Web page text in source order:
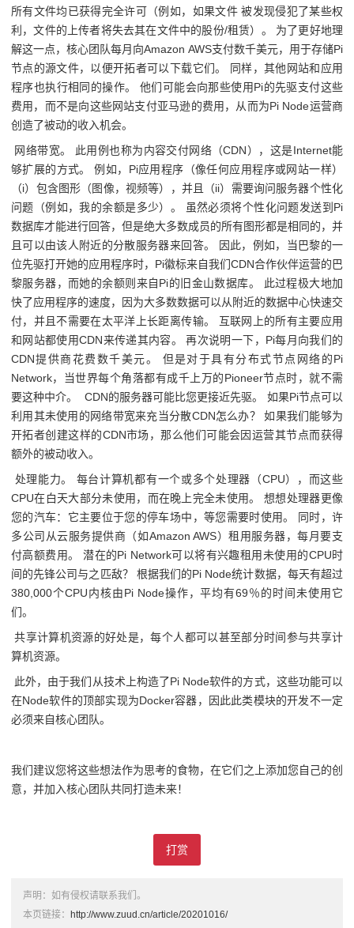
所有文件均已获得完全许可（例如，如果文件 被发现侵犯了某些权
利，文件的上传者将失去其在文件中的股份/租赁）。 为了更好地理
解这一点，核心团队每月向Amazon AWS支付数千美元，用于存储Pi
节点的源文件，以便开拓者可以下载它们。 同样，其他网站和应用
程序也执行相同的操作。 他们可能会向那些使用Pi的先驱支付这些
费用，而不是向这些网站支付亚马逊的费用，从而为Pi Node运营商
创造了被动的收入机会。
网络带宽。 此用例也称为内容交付网络（CDN），这是Internet能
够扩展的方式。 例如，Pi应用程序（像任何应用程序或网站一样）
（i）包含图形（图像，视频等），并且（ii）需要询问服务器个性化
问题（例如，我的余额是多少）。 虽然必须将个性化问题发送到Pi
数据库才能进行回答，但是绝大多数成员的所有图形都是相同的，并
且可以由该人附近的分散服务器来回答。 因此，例如，当巴黎的一
位先驱打开她的应用程序时，Pi徽标来自我们CDN合作伙伴运营的巴
黎服务器，而她的余额则来自Pi的旧金山数据库。 此过程极大地加
快了应用程序的速度，因为大多数数据可以从附近的数据中心快速交
付，并且不需要在太平洋上长距离传输。 互联网上的所有主要应用
和网站都使用CDN来传递其内容。 再次说明一下，Pi每月向我们的
CDN提供商花费数千美元。 但是对于具有分布式节点网络的Pi
Network，当世界每个角落都有成千上万的Pioneer节点时，就不需
要这种中介。 CDN的服务器可能比您更接近先驱。 如果Pi节点可以
利用其未使用的网络带宽来充当分散CDN怎么办？ 如果我们能够为
开拓者创建这样的CDN市场，那么他们可能会因运营其节点而获得
额外的被动收入。
处理能力。 每台计算机都有一个或多个处理器（CPU），而这些
CPU在白天大部分未使用，而在晚上完全未使用。 想想处理器更像
您的汽车：它主要位于您的停车场中，等您需要时使用。 同时，许
多公司从云服务提供商（如Amazon AWS）租用服务器，每月要支
付高额费用。 潜在的Pi Network可以将有兴趣租用未使用的CPU时
间的先锋公司与之匹敌？ 根据我们的Pi Node统计数据，每天有超过
380,000个CPU内核由Pi Node操作，平均有69％的时间未使用它
们。
共享计算机资源的好处是，每个人都可以甚至部分时间参与共享计
算机资源。
此外，由于我们从技术上构造了Pi Node软件的方式，这些功能可以
在Node软件的顶部实现为Docker容器，因此此类模块的开发不一定
必须来自核心团队。
我们建议您将这些想法作为思考的食物，在它们之上添加您自己的创
意，并加入核心团队共同打造未来！
打赏
声明：如有侵权请联系我们。
本页链接： http://www.zuud.cn/article/20201016/